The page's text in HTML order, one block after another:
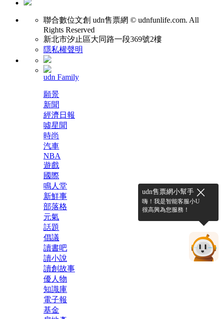
聯合數位文創 udn售票網 © udnfunlife.com. All
Rights Reserved
新北市汐止區大同路一段369號2樓
隱私權聲明
udn Family
願景
新聞
經濟日報
噓星聞
時尚
汽車
NBA
遊戲
國際
鳴人堂
新鮮事
部落格
元氣
話題
倡議
讀書吧
讀小說
讀創故事
優人物
知識庫
電子報
基金
udn售票網小幫手
嗨！我是智能客服小U
很高興為您服務！